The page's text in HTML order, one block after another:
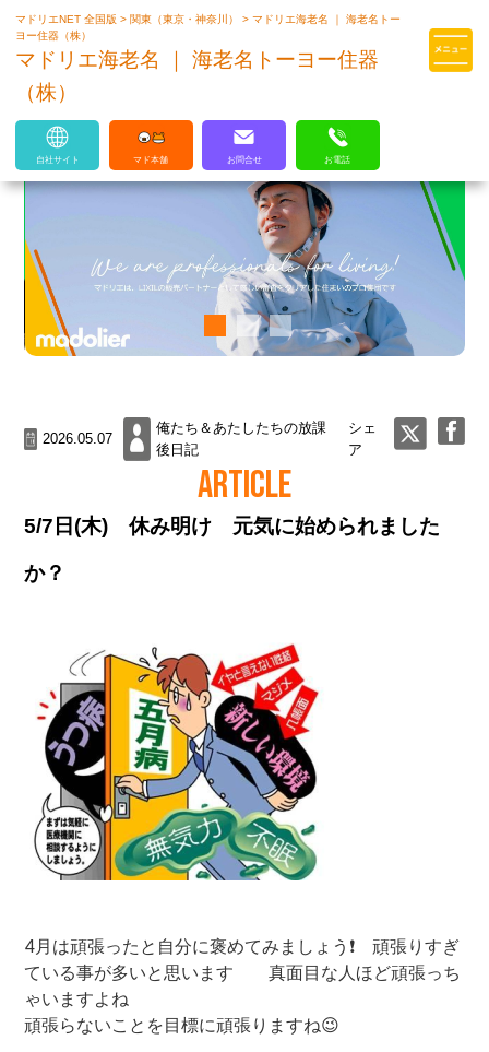
マドリエはLIXILの厳しい基準を
マドリエNET 全国版> 関東（東京・神奈川）>マドリエ海老名 ｜ 海老名トー
ヨー住器（株）
マドリエ海老名 ｜ 海老名トーヨー住器
（株）
自社サイト マド本舗 お問合せ お電話
2026.05.07
俺たち＆あたしたちの放課
後日記
シェ
ア
ARTICLE
5/7日(木) 休み明け 元気に始められました
か？